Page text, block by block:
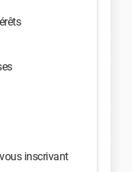
inscrivant